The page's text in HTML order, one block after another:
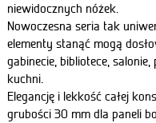
niewidocznych nóżek.
Nowoczesna seria tak
elementy stanąć mogą
gabinecie, bibliotece,
kuchni.
Elegancję i lekkość całej
grubości 30 mm dla paneli